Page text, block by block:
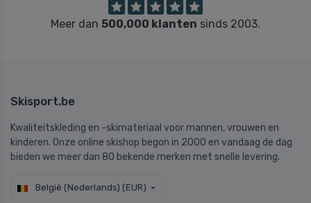
Meer dan 500,000 klanten sinds 2003.
Skisport.be
Kwaliteitskleding en -skimateriaal voor mannen, vrouwen en
kinderen. Onze online skishop begon in 2000 en vandaag de dag
bieden we meer dan 80 bekende merken met snelle levering.
België (Nederlands) (EUR)